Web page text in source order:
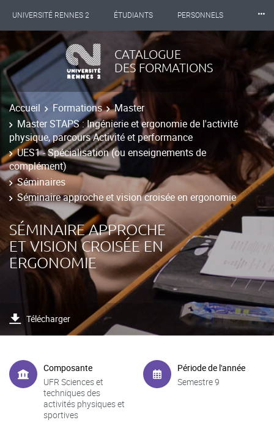
UNIVERSITÉ RENNES 2 ÉTUDIANTS PERSONNELS
INTERNATIONAL PROFESSIONNELS
LES NOUVELLES DE RENNES 2
⸱⸱⸱
CATALOGUE
DES FORMATIONS
Accueil Formations
Master
Master STAPS : Ingénierie et ergonomie de l'activité
physique, parcours Activité et performance
UES1 - Spécialisation (ou enseignements de
complément)
Séminaires
Séminaire approche et vision croisée en ergonomie
SÉMINAIRE APPROCHE
ET VISION CROISÉE EN
ERGONOMIE
Télécharger
Composante
UFR Sciences et
techniques des
activités physiques et
sportives
Période de l'année
Semestre 9